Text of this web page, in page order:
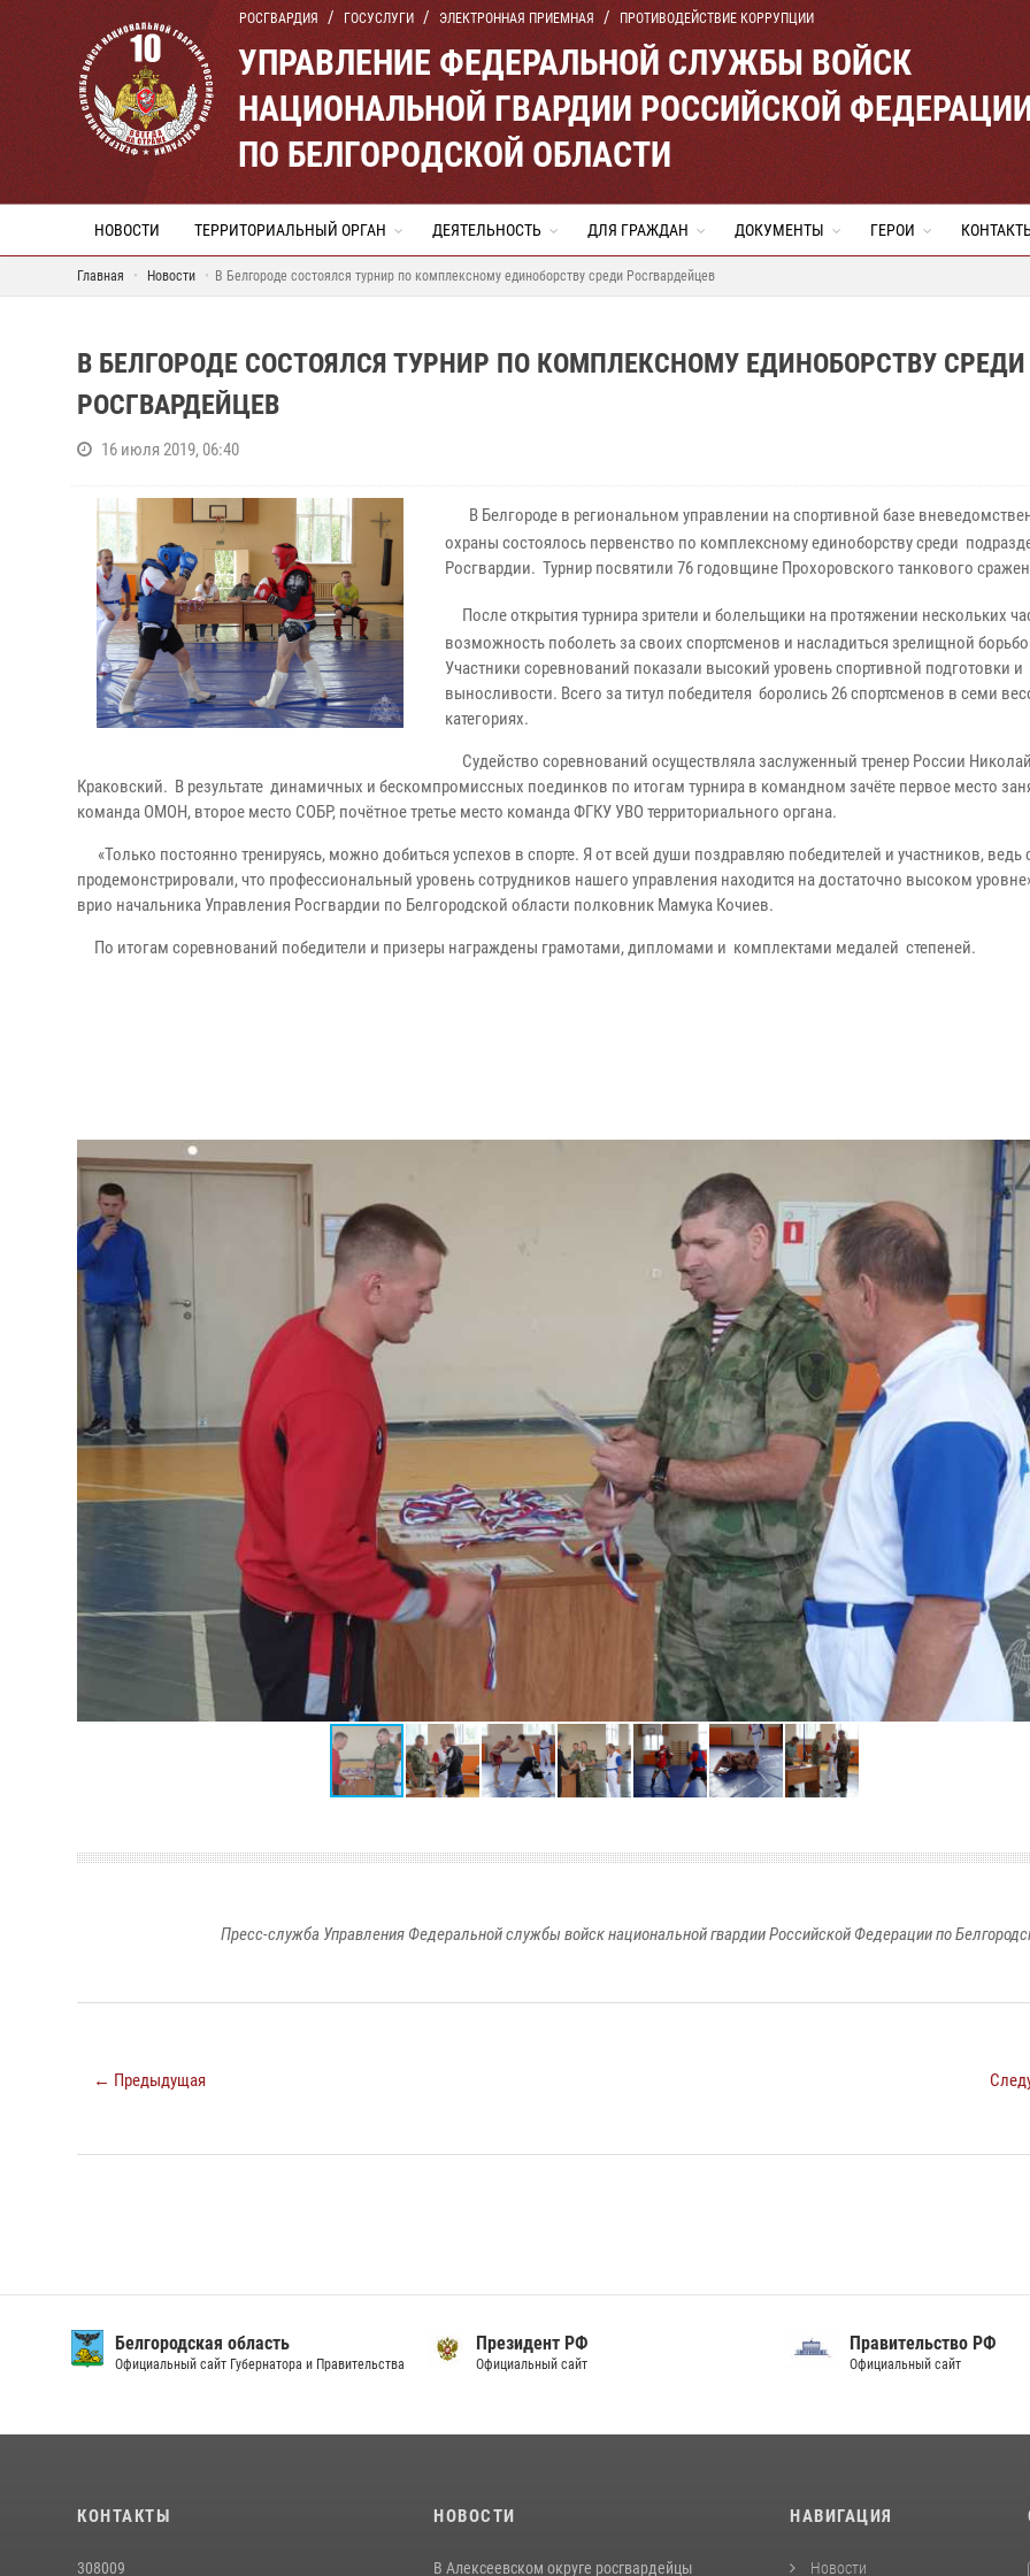
РОСГВАРДИЯ ГОСУСЛУГИ ЭЛЕКТРОННАЯ ПРИЕМНАЯ ПРОТИВОДЕЙСТВИЕ КОРРУПЦИИ
УПРАВЛЕНИЕ ФЕДЕРАЛЬНОЙ СЛУЖБЫ ВОЙСК
НАЦИОНАЛЬНОЙ ГВАРДИИ РОССИЙСКОЙ
ПО БЕЛГОРОДСКОЙ ОБЛАСТИ
НОВОСТИ ТЕРРИТОРИАЛЬНЫЙ ОРГАН ДЕЯТЕЛЬНОСТЬ ДЛЯ ГРАЖДАН ДОКУМЕНТЫ ГЕРОИ
Главная Новости В Белгороде состоялся турнир по комплексному единоборству среди Росгвардейцев
В БЕЛГОРОДЕ СОСТОЯЛСЯ ТУРНИР ПО КОМПЛЕКСНОМУ ЕДИНОБОРСТВУ СРЕДИ
РОСГВАРДЕЙЦЕВ
16 июля 2019, 06:40
В Белгороде в региональном управлении на спортивной базе
охраны состоялось первенство по комплексному единоборству среди
Росгвардии. Турнир посвятили 76 годовщине Прохоровского танкового
После открытия турнира зрители и болельщики на протяжении нескольких
возможность поболеть за своих спортсменов и насладиться зрелищной
Участники соревнований показали высокий уровень спортивной подготовки и
выносливости. Всего за титул победителя боролись 26 спортсменов в семи
категориях.
Судейство соревнований осуществляла заслуженный тренер России Николай
Краковский. В результате динамичных и бескомпромиссных поединков по итогам турнира в командном зачёте первое место
команда ОМОН, второе место СОБР, почётное третье место команда ФГКУ УВО территориального органа.
«Только постоянно тренируясь, можно добиться успехов в спорте. Я от всей души поздравляю победителей и участников, ведь
продемонстрировали, что профессиональный уровень сотрудников нашего управления находится на достаточно высоком
врио начальника Управления Росгвардии по Белгородской области полковник Мамука Кочиев.
По итогам соревнований победители и призеры награждены грамотами, дипломами и комплектами медалей степеней.
Пресс-служба Управления Федеральной службы войск национальной гвардии Российской Федерации по
← Предыдущая
Белгородская область
Официальный сайт Губернатора и Правительства
Президент РФ
Официальный сайт
Правительство РФ
Официальный сайт
КОНТАКТЫ
308009
НОВОСТИ
В Алексеевском округе росгвардейцы
НАВИГАЦИЯ
Новости